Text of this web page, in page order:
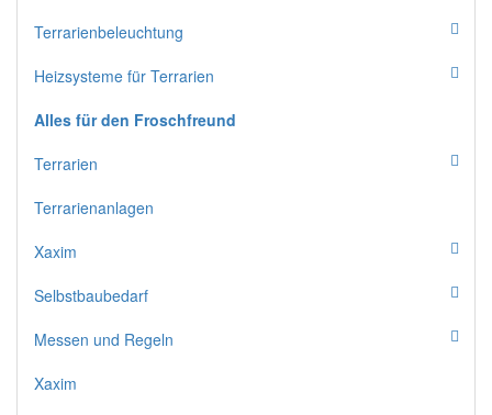
Terrarienbeleuchtung
Heizsysteme für Terrarien
Alles für den Froschfreund
Terrarien
Terrarienanlagen
Xaxim
Selbstbaubedarf
Messen und Regeln
Xaxim